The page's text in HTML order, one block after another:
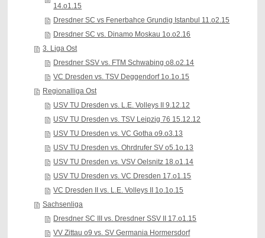
14.o1.15
Dresdner SC vs Fenerbahce Grundig Istanbul 11.o2.15
Dresdner SC vs. Dinamo Moskau 1o.o2.16
3. Liga Ost
Dresdner SSV vs. FTM Schwabing o8.o2.14
VC Dresden vs. TSV Deggendorf 1o.1o.15
Regionalliga Ost
USV TU Dresden vs. L.E. Volleys II 9.12.12
USV TU Dresden vs. TSV Leipzig 76 15.12.12
USV TU Dresden vs. VC Gotha o9.o3.13
USV TU Dresden vs. Ohrdrufer SV o5.1o.13
USV TU Dresden vs. VSV Oelsnitz 18.o1.14
USV TU Dresden vs. VC Dresden 17.o1.15
VC Dresden II vs. L.E. Volleys II 1o.1o.15
Sachsenliga
Dresdner SC III vs. Dresdner SSV II 17.o1.15
VV Zittau o9 vs. SV Germania Hormersdorf